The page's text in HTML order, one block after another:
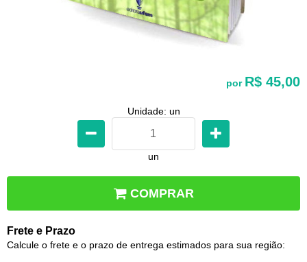
por R$ 45,00
Unidade: un
un
COMPRAR
Frete e Prazo
Calcule o frete e o prazo de entrega estimados para sua região: